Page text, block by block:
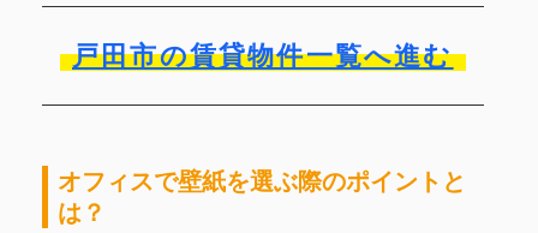
戸田市の賃貸物件一覧へ進む
オフィスで壁紙を選ぶ際のポイントと
は？